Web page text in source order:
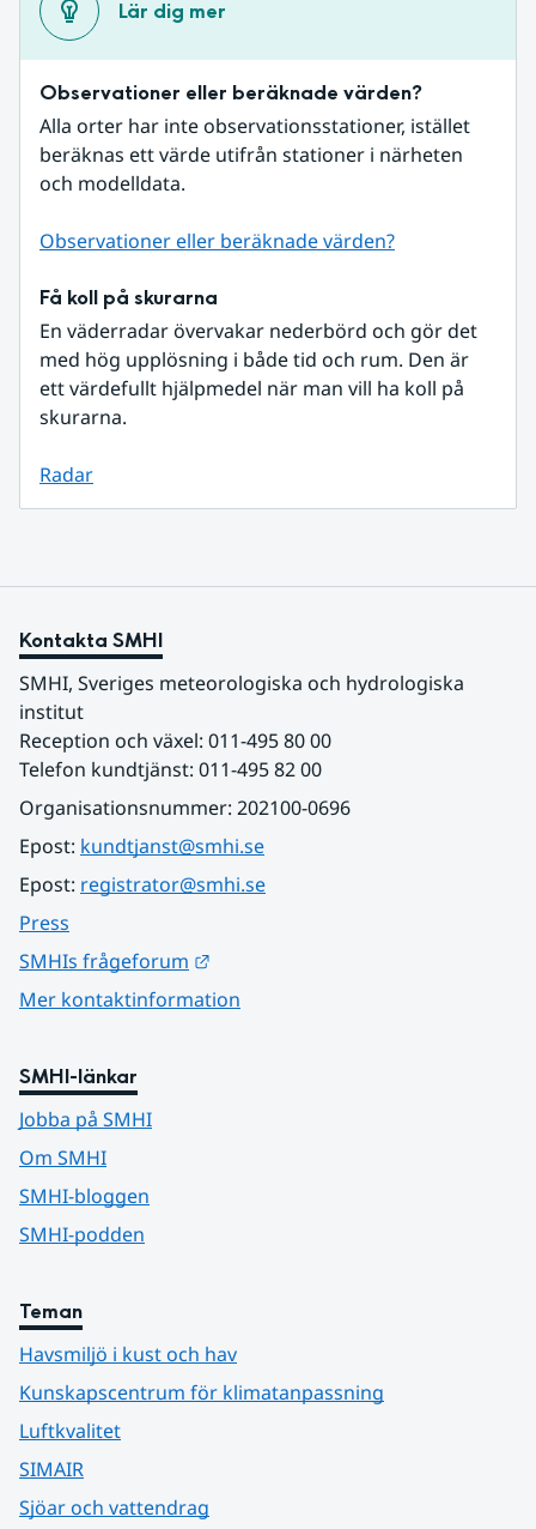
Lär dig mer
Observationer eller beräknade värden?
Alla orter har inte observationsstationer, istället
beräknas ett värde utifrån stationer i närheten
och modelldata.
Observationer eller beräknade värden?
Få koll på skurarna
En väderradar övervakar nederbörd och gör det
med hög upplösning i både tid och rum. Den är
ett värdefullt hjälpmedel när man vill ha koll på
skurarna.
Radar
Kontakta SMHI
SMHI, Sveriges meteorologiska och hydrologiska
institut
Reception och växel: 011-495 80 00
Telefon kundtjänst: 011-495 82 00
Organisationsnummer: 202100-0696
Epost: kundtjanst@smhi.se
Epost: registrator@smhi.se
Press
SMHIs frågeforum
Mer kontaktinformation
SMHI-länkar
Jobba på SMHI
Om SMHI
SMHI-bloggen
SMHI-podden
Teman
Havsmiljö i kust och hav
Kunskapscentrum för klimatanpassning
Luftkvalitet
SIMAIR
Sjöar och vattendrag